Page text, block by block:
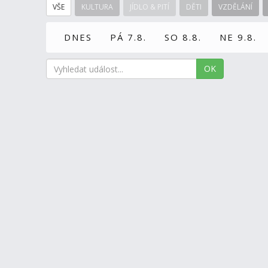
VŠE KULTURA JÍDLO & PITÍ DĚTI VZDĚLÁNÍ
DNES PÁ 7.8. SO 8.8. NE 9.8.
OK